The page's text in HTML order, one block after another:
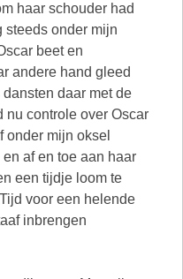
haar schouder had
steeds onder mijn
beet en
andere hand gleed
daar met de
nu controle over Oscar
onder mijn oksel
af en toe aan haar
een tijdje loom te
voor een helende
inbrengen